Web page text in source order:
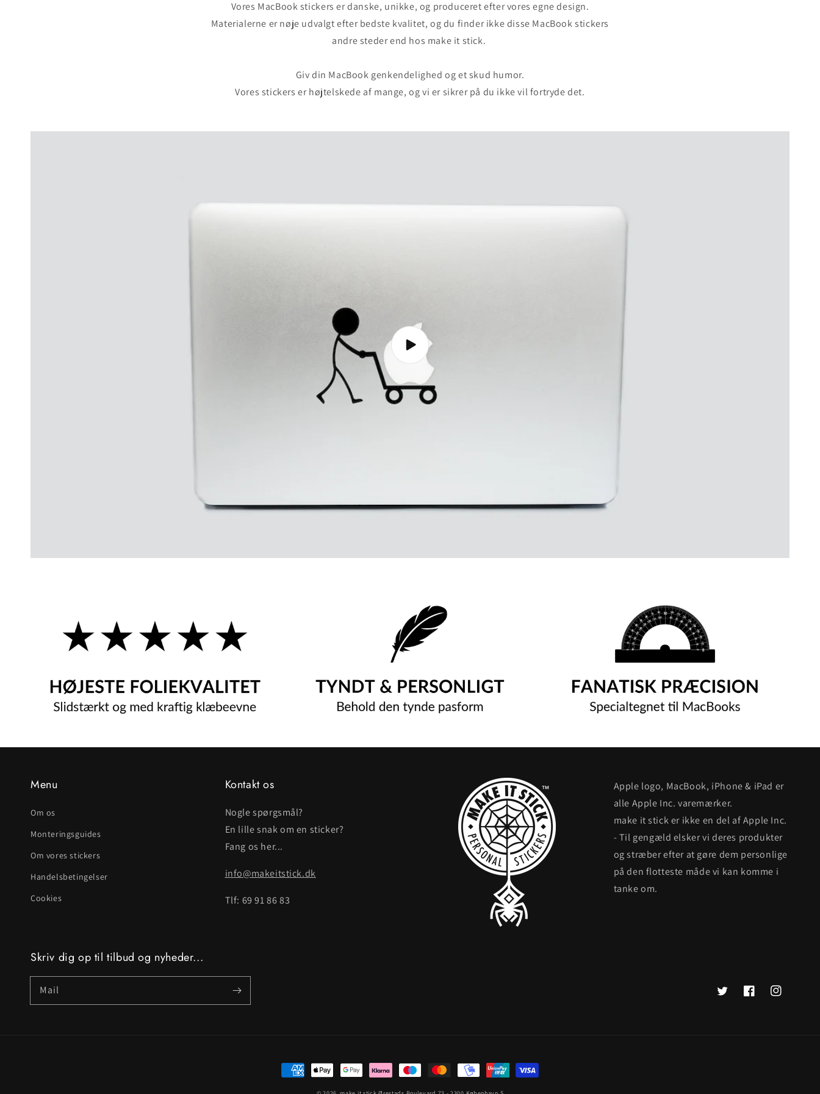
Vores MacBook stickers er danske, unikke, og produceret efter vores egne design.
Materialerne er nøje udvalgt efter bedste kvalitet, og du finder ikke disse MacBook stickers
andre steder end hos make it stick.
Giv din MacBook genkendelighed og et skud humor.
Vores stickers er højtelskede af mange, og vi er sikrer på du ikke vil fortryde det.
Menu
Om os
Monteringsguides
Om vores stickers
Handelsbetingelser
Cookies
Kontakt os
Nogle spørgsmål?
En lille snak om en sticker?
Fang os her...
info@makeitstick.dk
Tlf: 69 91 86 83
Apple logo, MacBook, iPhone & iPad er
alle Apple Inc. varemærker.
make it stick er ikke en del af Apple Inc.
- Til gengæld elsker vi deres produkter
og stræber efter at gøre dem personlige
på den flotteste måde vi kan komme i
tanke om.
Skriv dig op til tilbud og nyheder...
Mail
TwitterFacebookInstagram
Betalingsmetoder